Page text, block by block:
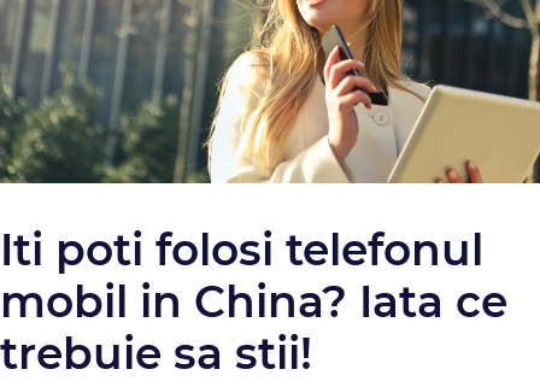
Iti poti folosi telefonul
mobil in China? Iata ce
trebuie sa stii!